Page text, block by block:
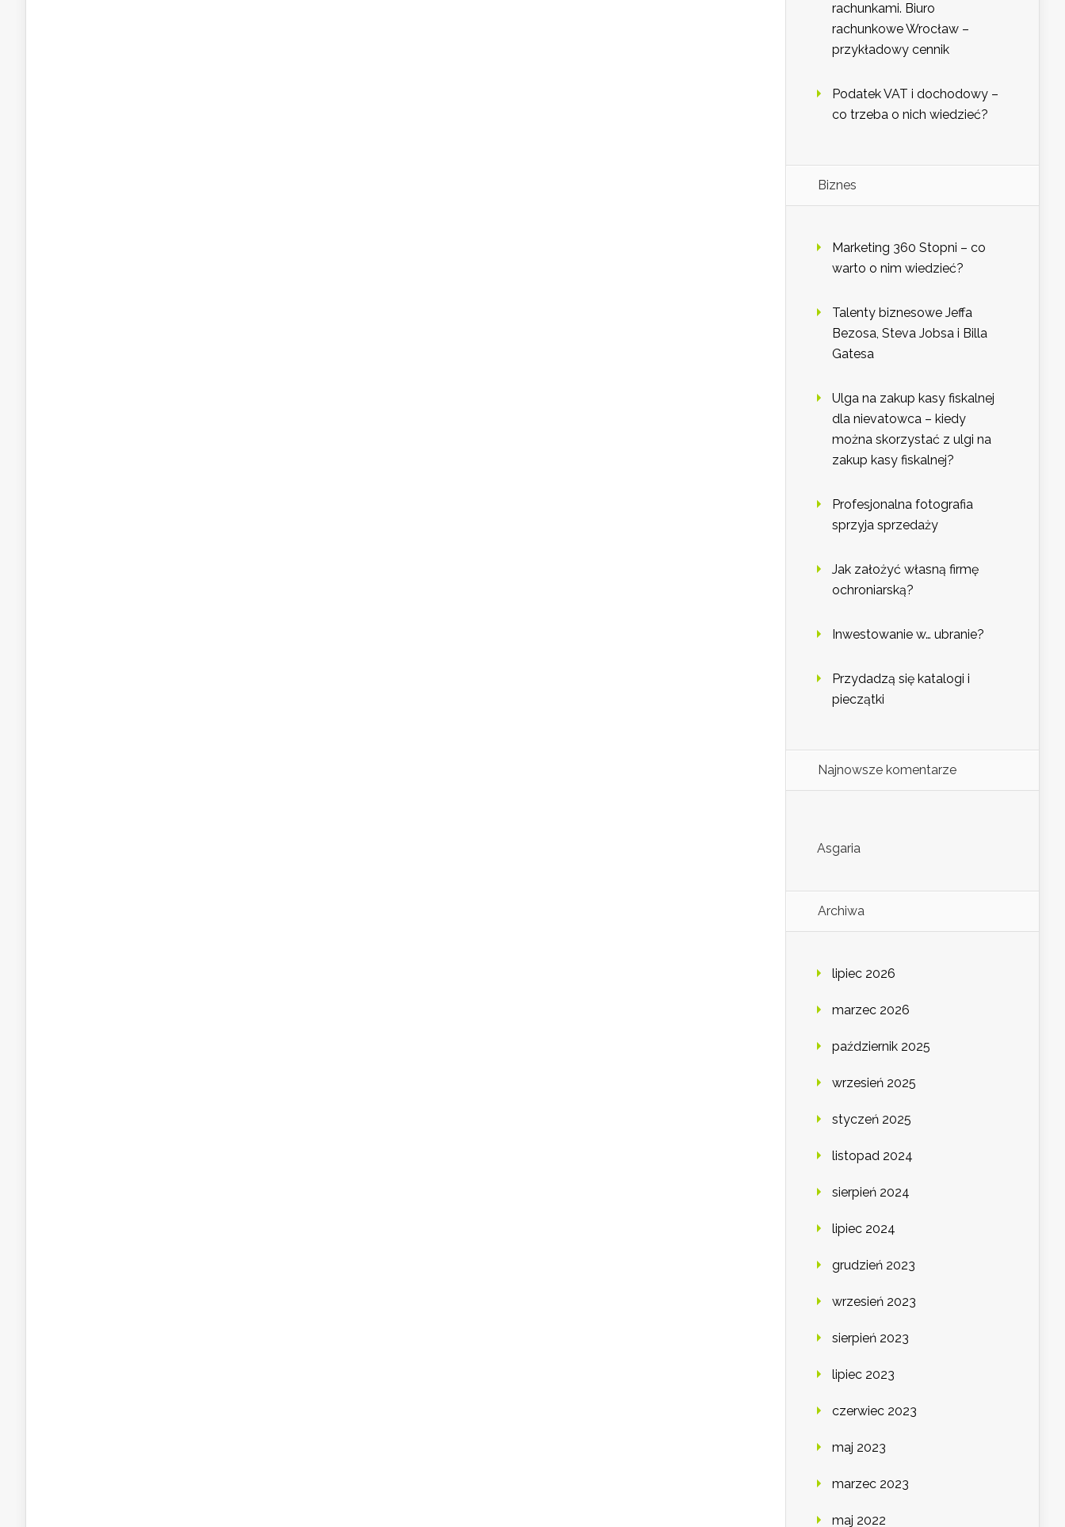
rachunkami. Biuro
rachunkowe Wrocław –
przykładowy cennik
Podatek VAT i dochodowy –
co trzeba o nich wiedzieć?
Biznes
Marketing 360 Stopni – co
warto o nim wiedzieć?
Talenty biznesowe Jeffa
Bezosa, Steva Jobsa i Billa
Gatesa
Ulga na zakup kasy fiskalnej
dla nievatowca – kiedy
można skorzystać z ulgi na
zakup kasy fiskalnej?
Profesjonalna fotografia
sprzyja sprzedaży
Jak założyć własną firmę
ochroniarską?
Inwestowanie w… ubranie?
Przydadzą się katalogi i
pieczątki
Najnowsze komentarze
Asgaria
Archiwa
lipiec 2026
marzec 2026
październik 2025
wrzesień 2025
styczeń 2025
listopad 2024
sierpień 2024
lipiec 2024
grudzień 2023
wrzesień 2023
sierpień 2023
lipiec 2023
czerwiec 2023
maj 2023
marzec 2023
maj 2022